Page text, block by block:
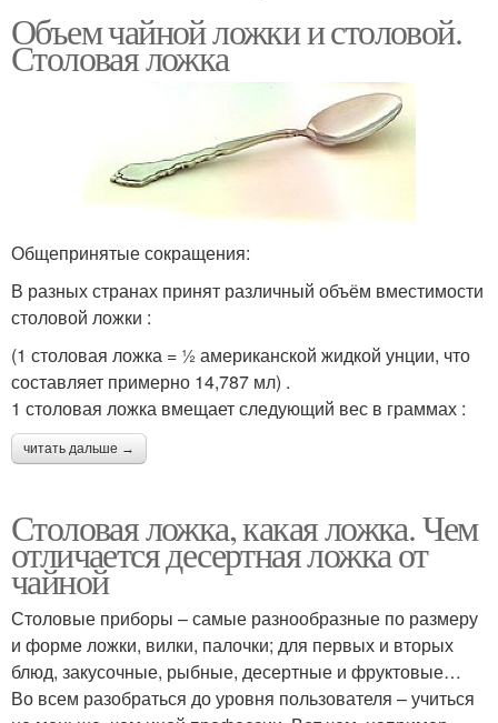
Объем чайной ложки и столовой.
Столовая ложка
Общепринятые сокращения:
В разных странах принят различный объём вместимости
столовой ложки :
(1 столовая ложка = ½ американской жидкой унции, что
составляет примерно 14,787 мл) .
1 столовая ложка вмещает следующий вес в граммах :
читать дальше →
Столовая ложка, какая ложка. Чем
отличается десертная ложка от
чайной
Столовые приборы – самые разнообразные по размеру
и форме ложки, вилки, палочки; для первых и вторых
блюд, закусочные, рыбные, десертные и фруктовые…
Во всем разобраться до уровня пользователя – учиться